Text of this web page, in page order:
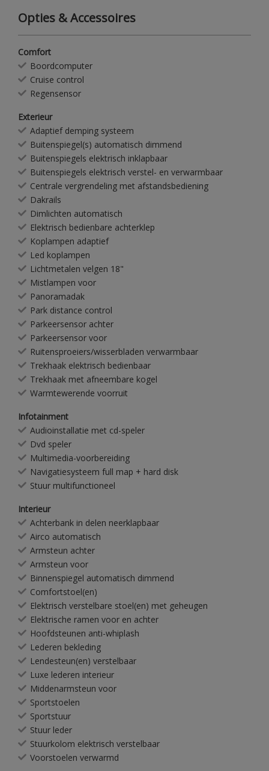
Opties & Accessoires
Comfort
Boordcomputer
Cruise control
Regensensor
Exterieur
Adaptief demping systeem
Buitenspiegel(s) automatisch dimmend
Buitenspiegels elektrisch inklapbaar
Buitenspiegels elektrisch verstel- en verwarmbaar
Centrale vergrendeling met afstandsbediening
Dakrails
Dimlichten automatisch
Elektrisch bedienbare achterklep
Koplampen adaptief
Led koplampen
Lichtmetalen velgen 18"
Mistlampen voor
Panoramadak
Park distance control
Parkeersensor achter
Parkeersensor voor
Ruitensproeiers/wisserbladen verwarmbaar
Trekhaak elektrisch bedienbaar
Trekhaak met afneembare kogel
Warmtewerende voorruit
Infotainment
Audioinstallatie met cd-speler
Dvd speler
Multimedia-voorbereiding
Navigatiesysteem full map + hard disk
Stuur multifunctioneel
Interieur
Achterbank in delen neerklapbaar
Airco automatisch
Armsteun achter
Armsteun voor
Binnenspiegel automatisch dimmend
Comfortstoel(en)
Elektrisch verstelbare stoel(en) met geheugen
Elektrische ramen voor en achter
Hoofdsteunen anti-whiplash
Lederen bekleding
Lendesteun(en) verstelbaar
Luxe lederen interieur
Middenarmsteun voor
Sportstoelen
Sportstuur
Stuur leder
Stuurkolom elektrisch verstelbaar
Voorstoelen verwarmd